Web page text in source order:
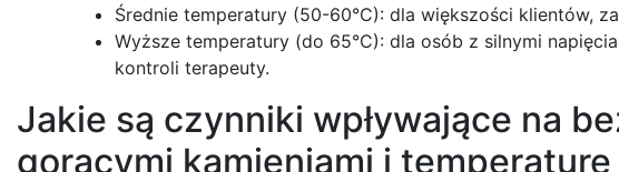
Średnie temperatury (50-60°C): dla większości klientów,
Wyższe temperatury (do 65°C): dla osób z silnymi
kontroli terapeuty.
Jakie są czynniki wpływające na
gorącymi kamieniami i temperaturę